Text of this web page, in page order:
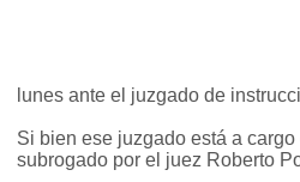
lunes ante el juzgado de
Si bien ese juzgado está a
subrogado por el juez Roberto